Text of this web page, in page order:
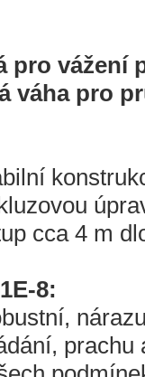
pro vážení
váha pro
cca 4 m
8: